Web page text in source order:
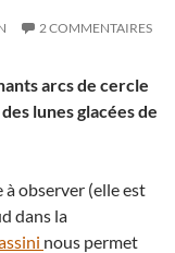
2 COMMENTAIRES
arcs de cercle
lunes glacées de
observer (elle est
dans la
nous permet